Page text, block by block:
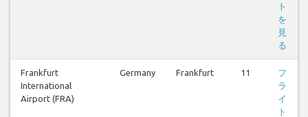
ト
を
見
る
Frankfurt
International
Airport (FRA)
Germany Frankfurt 11
フ
ラ
イ
ト